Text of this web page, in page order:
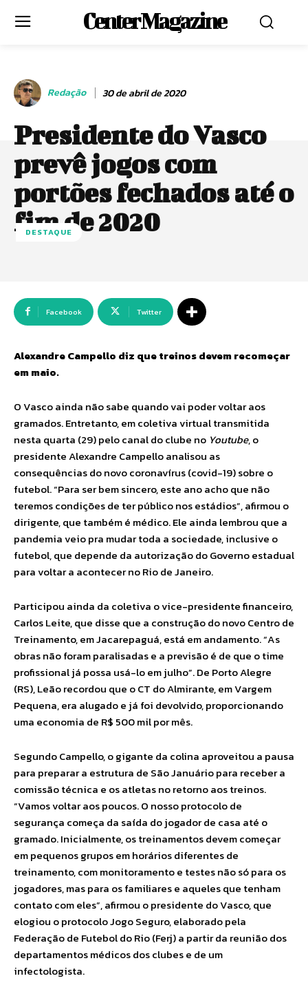
Center Magazine
Redação 30 de abril de 2020
Presidente do Vasco
prevê jogos com
portões fechados até o
fim de 2020
DESTAQUE
Facebook Twitter
Alexandre Campello diz que treinos devem recomeçar
em maio.
O Vasco ainda não sabe quando vai poder voltar aos
gramados. Entretanto, em coletiva virtual transmitida
nesta quarta (29) pelo canal do clube no Youtube, o
presidente Alexandre Campello analisou as
consequências do novo coronavírus (covid-19) sobre o
futebol. “Para ser bem sincero, este ano acho que não
teremos condições de ter público nos estádios”, afirmou o
dirigente, que também é médico. Ele ainda lembrou que a
pandemia veio pra mudar toda a sociedade, inclusive o
futebol, que depende da autorização do Governo estadual
para voltar a acontecer no Rio de Janeiro.
Participou ainda da coletiva o vice-presidente financeiro,
Carlos Leite, que disse que a construção do novo Centro de
Treinamento, em Jacarepaguá, está em andamento. “As
obras não foram paralisadas e a previsão é de que o time
profissional já possa usá-lo em julho”. De Porto Alegre
(RS), Leão recordou que o CT do Almirante, em Vargem
Pequena, era alugado e já foi devolvido, proporcionando
uma economia de R$ 500 mil por mês.
Segundo Campello, o gigante da colina aproveitou a pausa
para preparar a estrutura de São Januário para receber a
comissão técnica e os atletas no retorno aos treinos.
“Vamos voltar aos poucos. O nosso protocolo de
segurança começa da saída do jogador de casa até o
gramado. Inicialmente, os treinamentos devem começar
em pequenos grupos em horários diferentes de
treinamento, com monitoramento e testes não só para os
jogadores, mas para os familiares e aqueles que tenham
contato com eles”, afirmou o presidente do Vasco, que
elogiou o protocolo Jogo Seguro, elaborado pela
Federação de Futebol do Rio (Ferj) a partir da reunião dos
departamentos médicos dos clubes e de um
infectologista.